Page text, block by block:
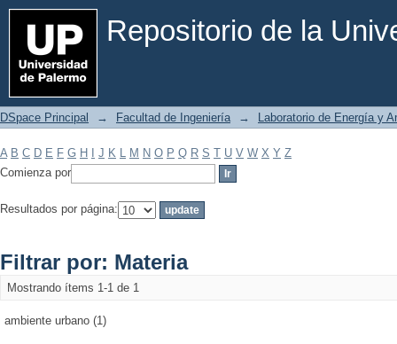
Repositorio de la
Filtrar por: Materia
DSpace Principal → Facultad de Ingeniería → Laboratorio de Energía y
A B C D E F G H J K L M N O P Q R S T U V W X Y Z
Comienza por
Resultados por página:
Filtrar por: Materia
Mostrando ítems 1-1 de 1
ambiente urbano (1)